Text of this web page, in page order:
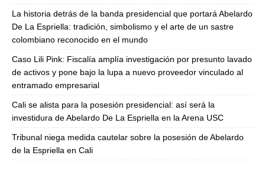
La historia detrás de la banda presidencial que portará Abelardo
De La Espriella: tradición, simbolismo y el arte de un sastre
colombiano reconocido en el mundo
Caso Lili Pink: Fiscalía amplía investigación por presunto lavado
de activos y pone bajo la lupa a nuevo proveedor vinculado al
entramado empresarial
Cali se alista para la posesión presidencial: así será la
investidura de Abelardo De La Espriella en la Arena USC
Tribunal niega medida cautelar sobre la posesión de Abelardo
de la Espriella en Cali